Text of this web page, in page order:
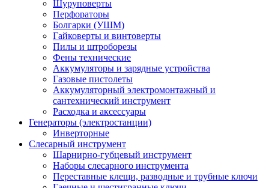
Шуруповерты
Перфораторы
Болгарки (УШМ)
Гайковерты и винтоверты
Пилы и штроборезы
Фены технические
Аккумуляторы и зарядные устройства
Газовые пистолеты
Аккумуляторный электромонтажный и
сантехнический инструмент
Расходка и аксессуары
Генераторы (электростанции)
Инверторные
Слесарный инструмент
Шарнирно-губцевый инструмент
Наборы слесарного инструмента
Переставные клещи, разводные и трубные ключи